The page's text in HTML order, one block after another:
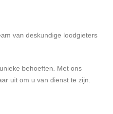
van deskundige loodgieters
behoeften. Met ons
uit om u van dienst te zijn.